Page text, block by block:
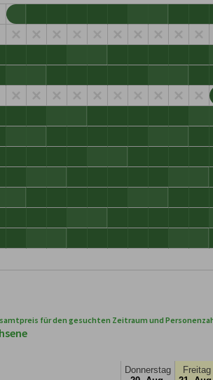
für den gesuchten Zeitraum und
Donnerstag
Freitag